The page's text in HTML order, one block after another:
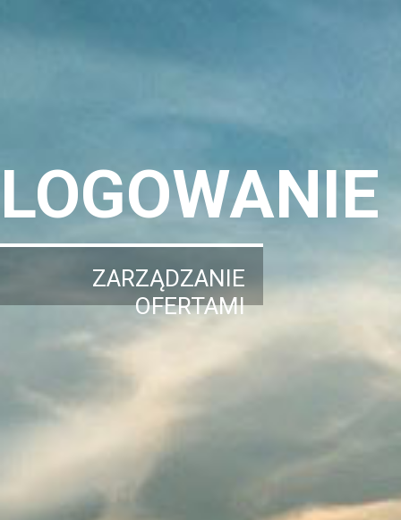
LOGOWANIE
ZARZĄDZANIE
OFERTAMI